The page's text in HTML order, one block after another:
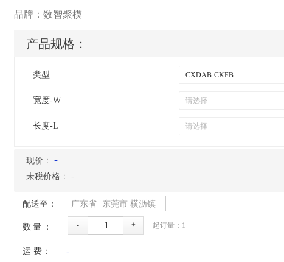
品牌： 数智聚模
产品规格：
类型
宽度-W
长度-L
现价 ： -
未税价格 ： -
配送至： 广东省 东莞市 横沥镇
数量： - + 起订量： 1
运 费： -